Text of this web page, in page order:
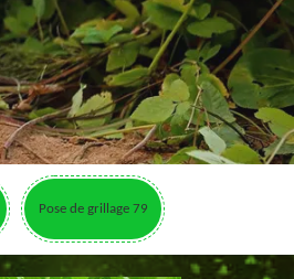
Pose de grillage 79